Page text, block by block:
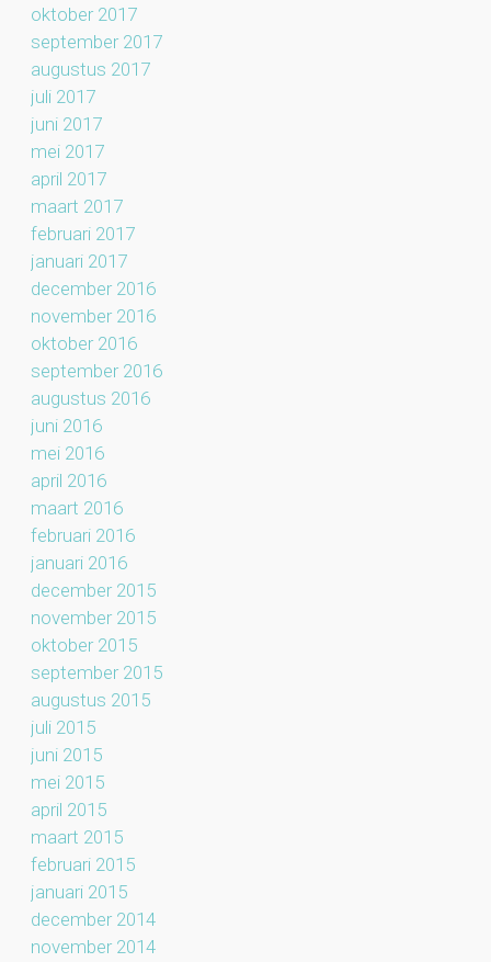
oktober 2017
september 2017
augustus 2017
juli 2017
juni 2017
mei 2017
april 2017
maart 2017
februari 2017
januari 2017
december 2016
november 2016
oktober 2016
september 2016
augustus 2016
juni 2016
mei 2016
april 2016
maart 2016
februari 2016
januari 2016
december 2015
november 2015
oktober 2015
september 2015
augustus 2015
juli 2015
juni 2015
mei 2015
april 2015
maart 2015
februari 2015
januari 2015
december 2014
november 2014